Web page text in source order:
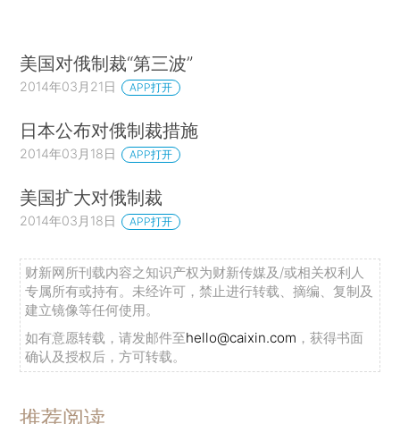
美国对俄制裁“第三波”
2014年03月21日 APP打开
日本公布对俄制裁措施
2014年03月18日 APP打开
美国扩大对俄制裁
2014年03月18日 APP打开
财新网所刊载内容之知识产权为财新传媒及/或相关权利人
专属所有或持有。未经许可，禁止进行转载、摘编、复制及
建立镜像等任何使用。
如有意愿转载，请发邮件至hello@caixin.com ，获得书面
确认及授权后，方可转载。
推荐阅读